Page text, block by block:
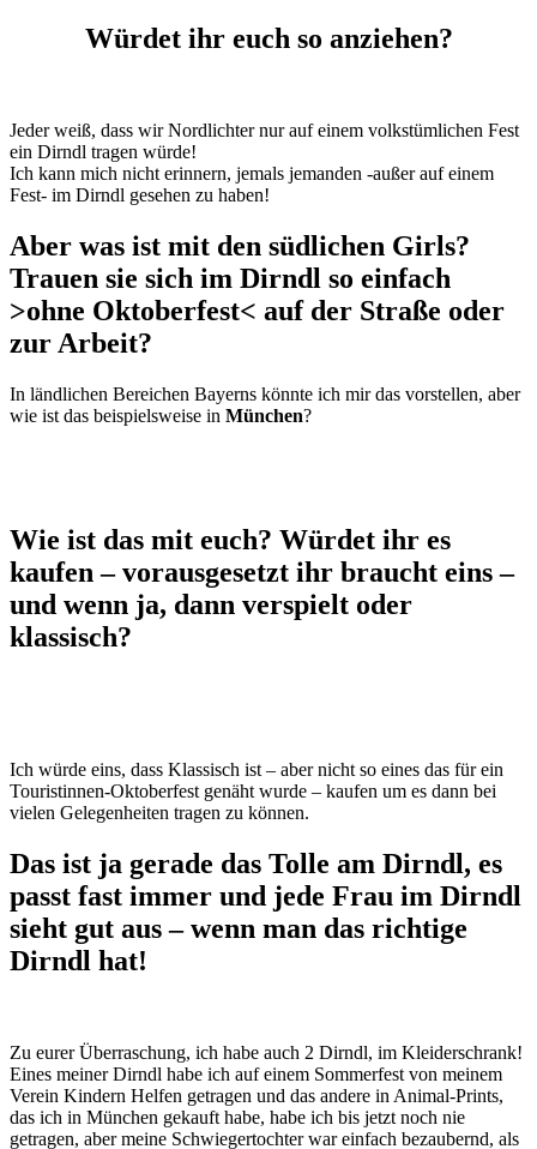
Würdet ihr euch so anziehen?
Jeder weiß, dass wir Nordlichter nur auf einem volkstümlichen Fest
ein Dirndl tragen würde!
Ich kann mich nicht erinnern, jemals jemanden -außer auf einem
Fest- im Dirndl gesehen zu haben!
Aber was ist mit den südlichen Girls?
Trauen sie sich im Dirndl so einfach
>ohne Oktoberfest< auf der Straße oder
zur Arbeit?
In ländlichen Bereichen Bayerns könnte ich mir das vorstellen, aber
wie ist das beispielsweise in München?
Wie ist das mit euch? Würdet ihr es
kaufen – vorausgesetzt ihr braucht eins –
und wenn ja, dann verspielt oder
klassisch?
Ich würde eins, dass Klassisch ist – aber nicht so eines das für ein
Touristinnen-Oktoberfest genäht wurde – kaufen um es dann bei
vielen Gelegenheiten tragen zu können.
Das ist ja gerade das Tolle am Dirndl, es
passt fast immer und jede Frau im Dirndl
sieht gut aus – wenn man das richtige
Dirndl hat!
Zu eurer Überraschung, ich habe auch 2 Dirndl, im Kleiderschrank!
Eines meiner Dirndl habe ich auf einem Sommerfest von meinem
Verein Kindern Helfen getragen und das andere in Animal-Prints,
das ich in München gekauft habe, habe ich bis jetzt noch nie
getragen, aber meine Schwiegertochter war einfach bezaubernd, als